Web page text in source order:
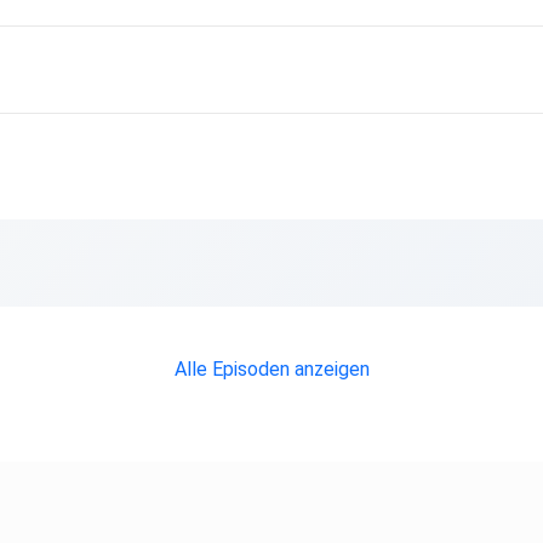
Alle Episoden anzeigen